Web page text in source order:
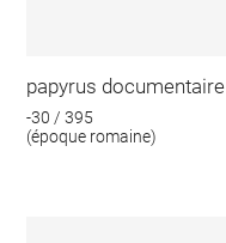
papyrus documentaire
-30 / 395
(époque romaine)